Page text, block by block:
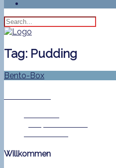
Tag: Pudding
Bento-Box
Willkommen